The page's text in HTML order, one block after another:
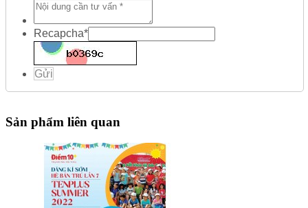
Recapcha*
Gửi
Sản phẩm liên quan